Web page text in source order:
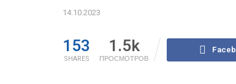
14.10.2023
153
SHARES
1.5k
ПРОСМОТРОВ